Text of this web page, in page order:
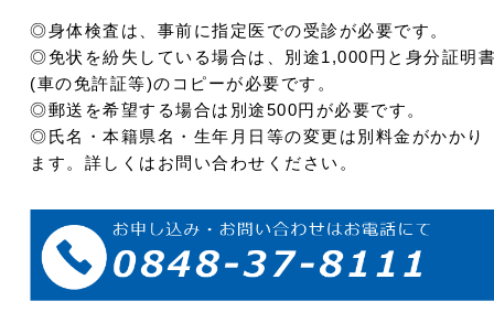
◎身体検査は、事前に指定医での受診が必要です。
◎免状を紛失している場合は、別途1,000円と身分証明
(車の免許証等)のコピーが必要です。
◎郵送を希望する場合は別途500円が必要です。
◎氏名・本籍県名・生年月日等の変更は別料金がかかり
ます。詳しくはお問い合わせください。